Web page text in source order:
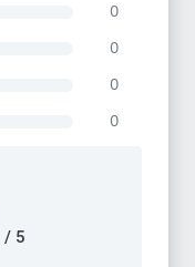
0
0
0
0
/ 5